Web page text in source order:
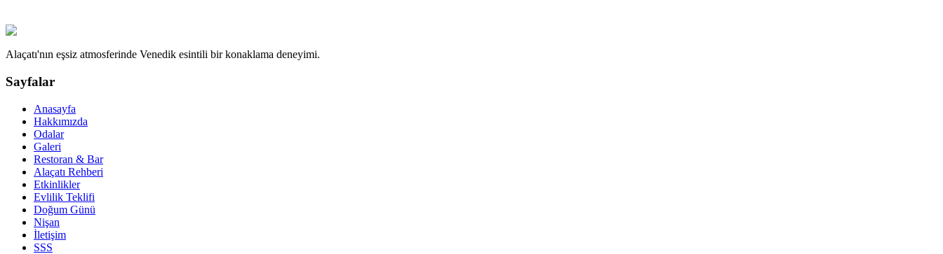
Alaçatı'nın eşsiz atmosferinde Venedik esintili bir konaklama deneyimi.
Sayfalar
Anasayfa
Hakkımızda
Odalar
Galeri
Restoran & Bar
Alaçatı Rehberi
Etkinlikler
Evlilik Teklifi
Doğum Günü
Nişan
İletişim
SSS